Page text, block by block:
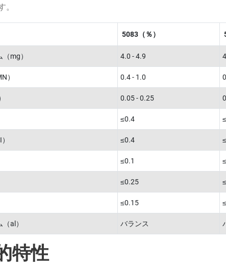
。
5083（％）
mg） 4.0 - 4.9
） 0.4 - 1.0
0.05 - 0.25
≤0.4
≤0.4
≤0.1
≤0.25
≤0.15
al） バランス
特性